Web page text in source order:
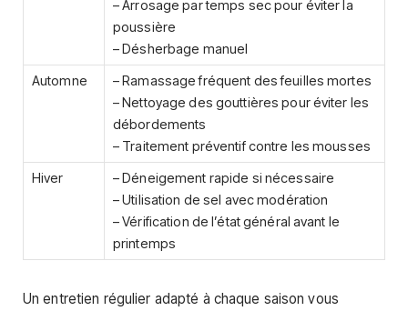
– Arrosage par temps sec pour éviter la
poussière
– Désherbage manuel
Automne
– Ramassage fréquent des feuilles mortes
– Nettoyage des gouttières pour éviter les
débordements
– Traitement préventif contre les mousses
Hiver
– Déneigement rapide si nécessaire
– Utilisation de sel avec modération
– Vérification de l’état général avant le
printemps
Un entretien régulier adapté à chaque saison vous